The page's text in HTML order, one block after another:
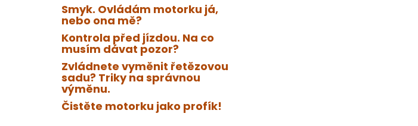
Smyk. Ovládám motorku já,
nebo ona mě?
Kontrola před jízdou. Na co
musím dávat pozor?
Zvládnete vyměnit řetězovou
sadu? Triky na správnou
výměnu.
Čistěte motorku jako profík!